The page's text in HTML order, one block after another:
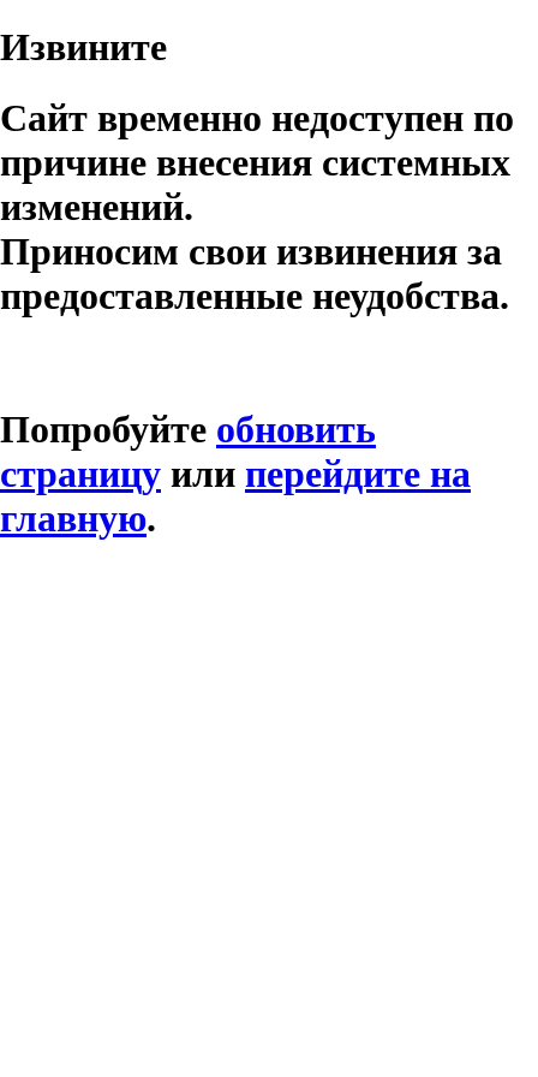
Извините
Сайт временно недоступен по
причине внесения системных
изменений.
Приносим свои извинения за
предоставленные неудобства.
Попробуйте обновить
страницу или перейдите на
главную.